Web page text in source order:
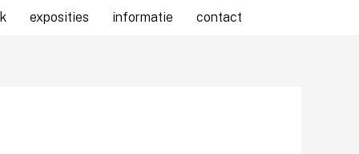
exposities informatie contact